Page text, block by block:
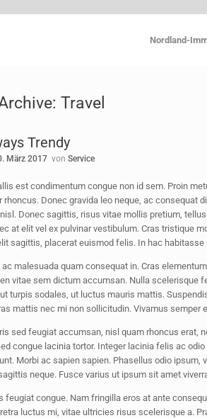
Nordland-
Travel
Trendy
März 2017 von Service
est condimentum congue non id sem. Proin
rhoncus. Donec gravida leo neque, ac
Donec sagittis, risus vitae mollis pretium,
at elit vel ex pulvinar vestibulum. Cras tristique
sagittis, placerat euismod felis. In hac
malesuada quam consequat in. Cras
vitae sem dictum accumsan. Nulla
turpis sodales, ut luctus mauris mattis.
mattis nec mi non sollicitudin. Vivamus
sed feugiat accumsan, nisl quam rhoncus erat,
congue lacinia tortor. Integer lacinia felis ac
Morbi ac sapien sapien. Phasellus odio
neque. Fusce varius ut ipsum sit amet
feugiat congue. Nam fringilla eros at ante
luctus mi, vitae ultricies risus scelerisque a.